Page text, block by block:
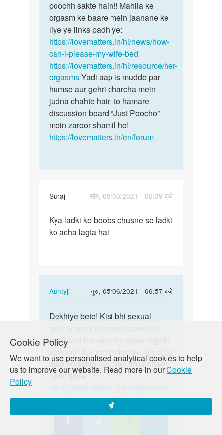
Cookie Policy
We want to use personalised analytical cookies to help
us to improve our website. Read more in ourCookie
Policy
हाँ
Me
apni
Girlfriend
k
sath
3…
by
Aaksha
ye
baat
toh
aap
hi
unse…
poochh sakte hain!! Mahila ke
orgasm ke baare mein jaanane ke
liye ye links padhiye:
https://lovematters.in/hi/news/how-
can-i-please-my-wife-bed
https://lovematters.in/hi/resource/her-
orgasmsYadi aap is mudde par
humse aur gehri charcha mein
judna chahte hain to hamare
discussion board “Just Poocho”
mein zaroor shamil ho!
https://lovematters.in/en/forum
Suraj
सोम, 05/03/2021 - 06:39 बजे
Kya
ladki
Kya ladki ke boobs chusne se ladki
ko acha lagta hai
Auntyji
गुरु, 05/06/2021 - 06:57 बजे
In
to
boobs
chusne
by
Dekhiye
Kisi
Dekhiye bete! Kisi bhi sexual
important hai woh hai dono logo ki
alag ho sakta hai. Yeh links bhee
padh lijiye:
can-i-please-my-wife-bed
https://lovematters.in/hi/resource/her-
Yadi aap is mudde par